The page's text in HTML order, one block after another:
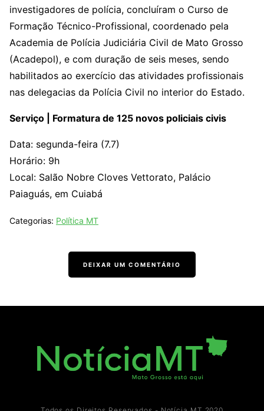
investigadores de polícia, concluíram o Curso de
Formação Técnico-Profissional, coordenado pela
Academia de Polícia Judiciária Civil de Mato Grosso
(Acadepol), e com duração de seis meses, sendo
habilitados ao exercício das atividades profissionais
nas delegacias da Polícia Civil no interior do Estado.
Serviço | Formatura de 125 novos policiais civis
Data: segunda-feira (7.7)
Horário: 9h
Local: Salão Nobre Cloves Vettorato, Palácio
Paiaguás, em Cuiabá
Categorias: Política MT
DEIXAR UM COMENTÁRIO